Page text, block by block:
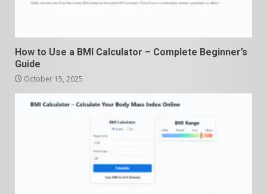
How to Use a BMI Calculator – Complete Beginner’s
Guide
October 15, 2025